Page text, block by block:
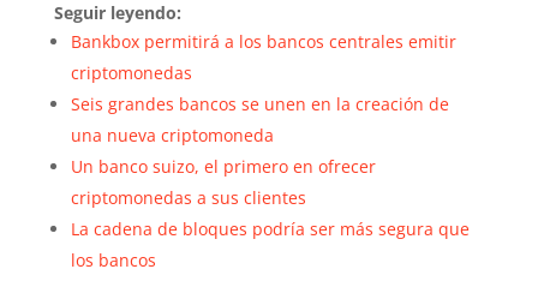
Seguir leyendo:
Bankbox permitirá a los bancos centrales emitir
criptomonedas
Seis grandes bancos se unen en la creación de
una nueva criptomoneda
Un banco suizo, el primero en ofrecer
criptomonedas a sus clientes
La cadena de bloques podría ser más segura que
los bancos